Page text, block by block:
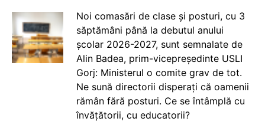
Noi comasări de clase și posturi, cu 3
săptămâni până la debutul anului
școlar 2026-2027, sunt semnalate de
Alin Badea, prim-vicepreședinte USLI
Gorj: Ministerul o comite grav de tot.
Ne sună directorii disperați că oamenii
rămân fără posturi. Ce se întâmplă cu
învățătorii, cu educatorii?